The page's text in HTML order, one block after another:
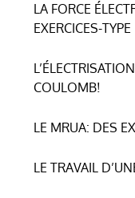
LA FORCE
EXERCICES-TYPE
COULOMB!
LE MRUA: DES
LE TRAVAIL